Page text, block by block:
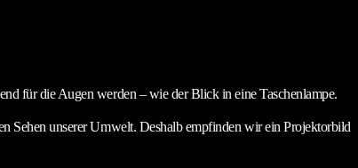
für die Augen werden – wie der Blick in eine Taschenlampe.
Sehen unserer Umwelt. Deshalb empfinden wir ein Projektorbild